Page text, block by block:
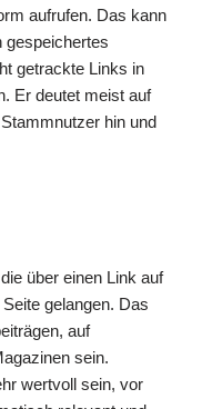
aufrufen. Das kann
gespeichertes
getrackte Links in
Er deutet meist auf
hin und
über einen Link auf
gelangen. Das
auf
sein.
wertvoll sein, vor